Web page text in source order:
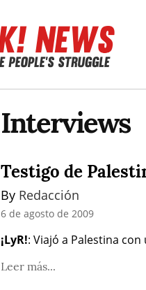
Interviews
Testigo de
By Redacción
6 de agosto de 2009
¡LyR!: Viajó a Palestina
Leer más...